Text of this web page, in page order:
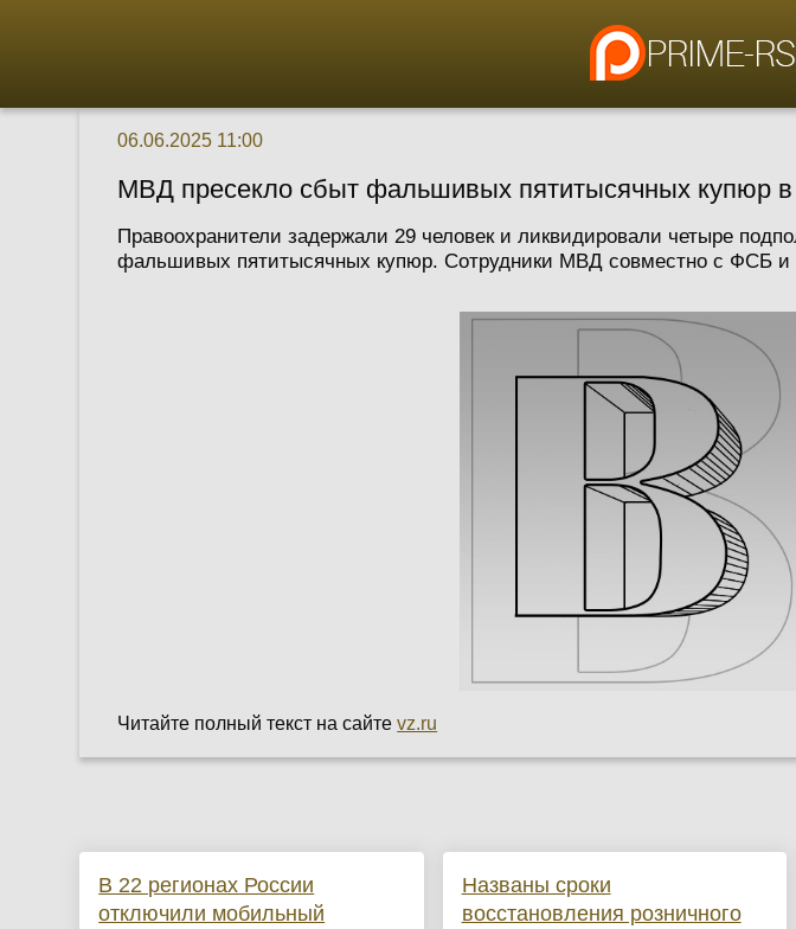
06.06.2025 11:00
МВД пресекло сбыт фальшивых пятитысячных купюр в
Правоохранители задержали 29 человек и ликвидировали четыре
фальшивых пятитысячных купюр. Сотрудники МВД совместно с ФСБ и
Читайте полный текст на сайтеvz.ru
В 22 регионах России
отключили мобильный
Названы сроки
восстановления розничного